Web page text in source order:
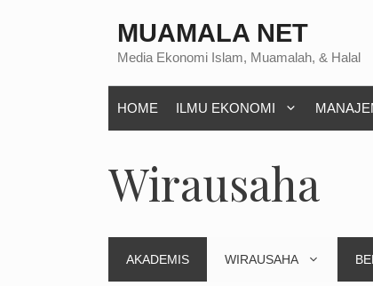
MUAMALA NET
Media Ekonomi Islam, Muamalah, & Halal
HOME ILMU EKONOMI
Wirausaha
AKADEMIS WIRAUSAHA